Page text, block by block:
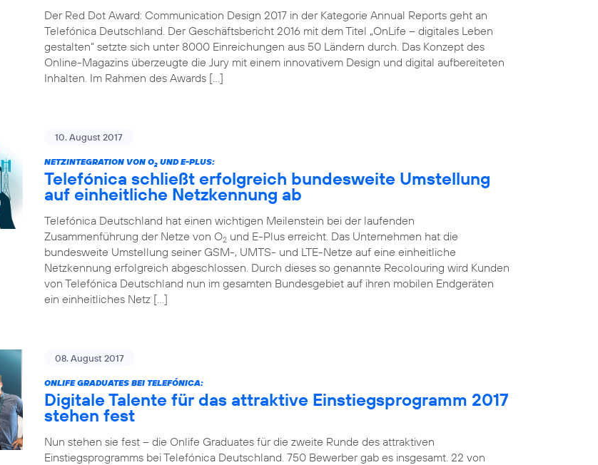
Der Red Dot Award: Communication Design 2017 in der Kategorie Annual Reports geht an
Telefónica Deutschland. Der Geschäftsbericht 2016 mit dem Titel „OnLife – digitales Leben
gestalten“ setzte sich unter 8000 Einreichungen aus 50 Ländern durch. Das Konzept des
Online-Magazins überzeugte die Jury mit einem innovativem Design und digital aufbereiteten
Inhalten. Im Rahmen des Awards […]
10. August 2017
NETZINTEGRATION VON O2 UND E-PLUS:
Telefónica schließt erfolgreich bundesweite Umstellung
auf einheitliche Netzkennung ab
Telefónica Deutschland hat einen wichtigen Meilenstein bei der laufenden
Zusammenführung der Netze von O2 und E-Plus erreicht. Das Unternehmen hat die
bundesweite Umstellung seiner GSM-, UMTS- und LTE-Netze auf eine einheitliche
Netzkennung erfolgreich abgeschlossen. Durch dieses so genannte Recolouring wird Kunden
von Telefónica Deutschland nun im gesamten Bundesgebiet auf ihren mobilen Endgeräten
ein einheitliches Netz […]
08. August 2017
ONLIFE GRADUATES BEI TELEFÓNICA:
Digitale Talente für das attraktive Einstiegsprogramm 2017
stehen fest
Nun stehen sie fest – die Onlife Graduates für die zweite Runde des attraktiven
Einstiegsprogramms bei Telefónica Deutschland. 750 Bewerber gab es insgesamt. 22 von